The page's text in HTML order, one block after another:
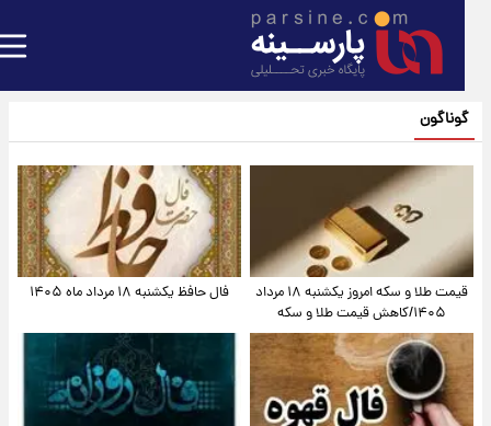
گوناگون
قیمت طلا و سکه امروز یکشنبه ۱۸ مرداد
۱۴۰۵/کاهش قیمت طلا و سکه
فال حافظ یکشنبه ۱۸ مرداد ماه ۱۴۰۵